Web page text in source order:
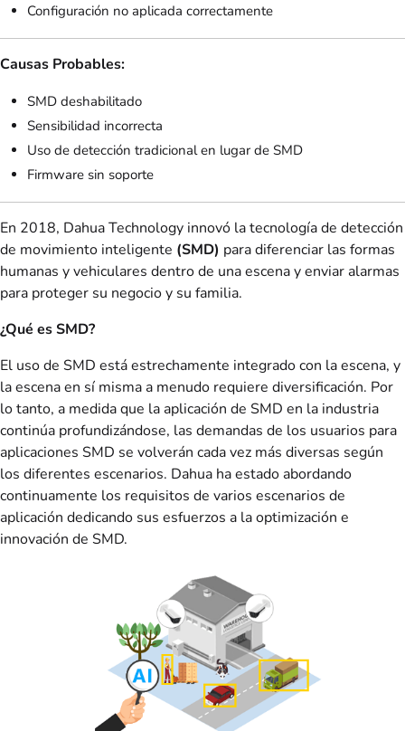
Configuración no aplicada correctamente
Causas Probables:
SMD deshabilitado
Sensibilidad incorrecta
Uso de detección tradicional en lugar de SMD
Firmware sin soporte
En 2018, Dahua Technology innovó la tecnología de detección
de movimiento inteligente (SMD) para diferenciar las formas
humanas y vehiculares dentro de una escena y enviar alarmas
para proteger su negocio y su familia.
¿Qué es SMD?
El uso de SMD está estrechamente integrado con la escena, y
la escena en sí misma a menudo requiere diversificación. Por
lo tanto, a medida que la aplicación de SMD en la industria
continúa profundizándose, las demandas de los usuarios para
aplicaciones SMD se volverán cada vez más diversas según
los diferentes escenarios. Dahua ha estado abordando
continuamente los requisitos de varios escenarios de
aplicación dedicando sus esfuerzos a la optimización e
innovación de SMD.